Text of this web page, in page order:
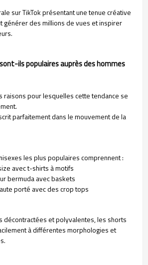
sur TikTok présentant une tenue créative
générer des millions de vues et inspirer
ils populaires auprès des hommes
raisons pour lesquelles cette tendance se
parfaitement dans le mouvement de la
les plus populaires comprennent :
avec t-shirts à motifs
bermuda avec baskets
porté avec des crop tops
décontractées et polyvalentes, les shorts
à différentes morphologies et